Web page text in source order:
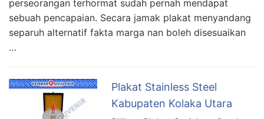
perseorangan terhormat sudah pernah mendapat
sebuah pencapaian. Secara jamak plakat menyandang
separuh alternatif fakta marga nan boleh disesuaikan
…
Plakat Stainless Steel
Kabupaten Kolaka Utara